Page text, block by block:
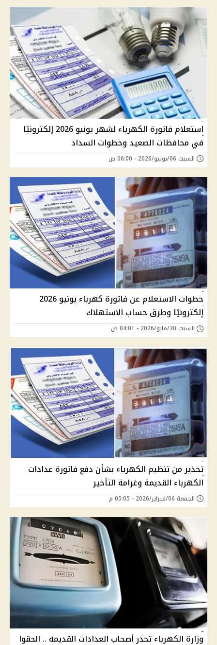
استعلام فاتورة الكهرباء لشهر يونيو 2026 إلكترونيًا
في محافظات الصعيد وخطوات السداد
السبت 06/يونيو/2026 - 06:00 ص
خطوات الاستعلام عن فاتورة كهرباء يونيو 2026
إلكترونيًا وطرق حساب الاستهلاك
السبت 30/مايو/2026 - 04:01 ص
تحذير من تنظيم الكهرباء بشأن دفع فاتورة عدادات
الكهرباء القديمة وغرامة التأخير
الجمعة 06/فبراير/2026 - 05:05 م
وزارة الكهرباء تحذر أصحاب العدادات القديمة .. الحقوا